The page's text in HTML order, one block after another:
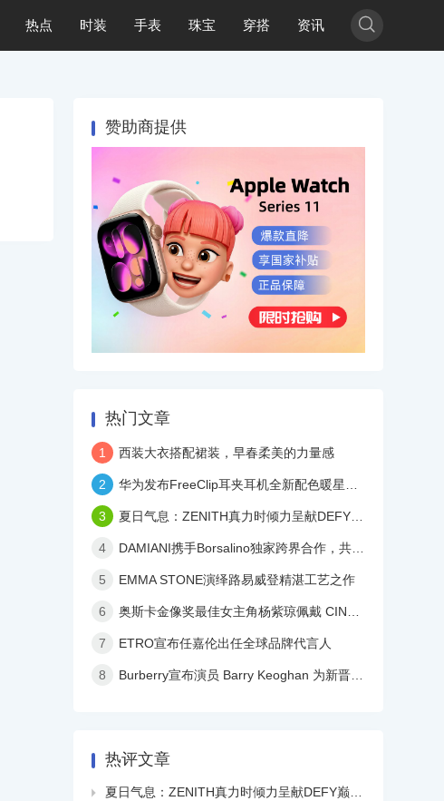
热点 时装 手表 珠宝 穿搭 资讯 
赞助商提供
热门文章
1 西装大衣搭配裙装，早春柔美的力量感
2 华为发布FreeClip耳夹耳机全新配色暖星云，再度引领时尚潮流！
3 夏日气息：ZENITH真力时倾力呈献DEFY巅峰系列镂空天际腕表白色陶瓷款
4 DAMIANI携手Borsalino独家跨界合作，共庆品牌百年华诞
5 EMMA STONE演绎路易威登精湛工艺之作
6 奥斯卡金像奖最佳女主角杨紫琼佩戴 CINDY CHAO 艺术珠宝亮相颁奖典礼
7 ETRO宣布任嘉伦出任全球品牌代言人
8 Burberry宣布演员 Barry Keoghan 为新晋品牌大使
热评文章

夏日气息：ZENITH真力时倾力呈献DEFY巅峰系列镂空天际腕表白色陶瓷款